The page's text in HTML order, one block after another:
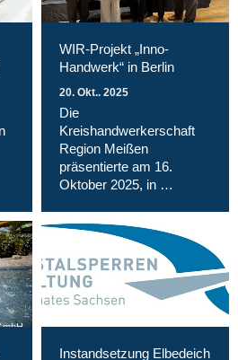
WIR-Projekt „Inno-
Handwerk“ in Berlin
20. Okt.. 2025
Die
Kreishandwerkerschaft
Region Meißen
präsentierte am 16.
Oktober 2025, in …
Instandsetzung Elbedeich